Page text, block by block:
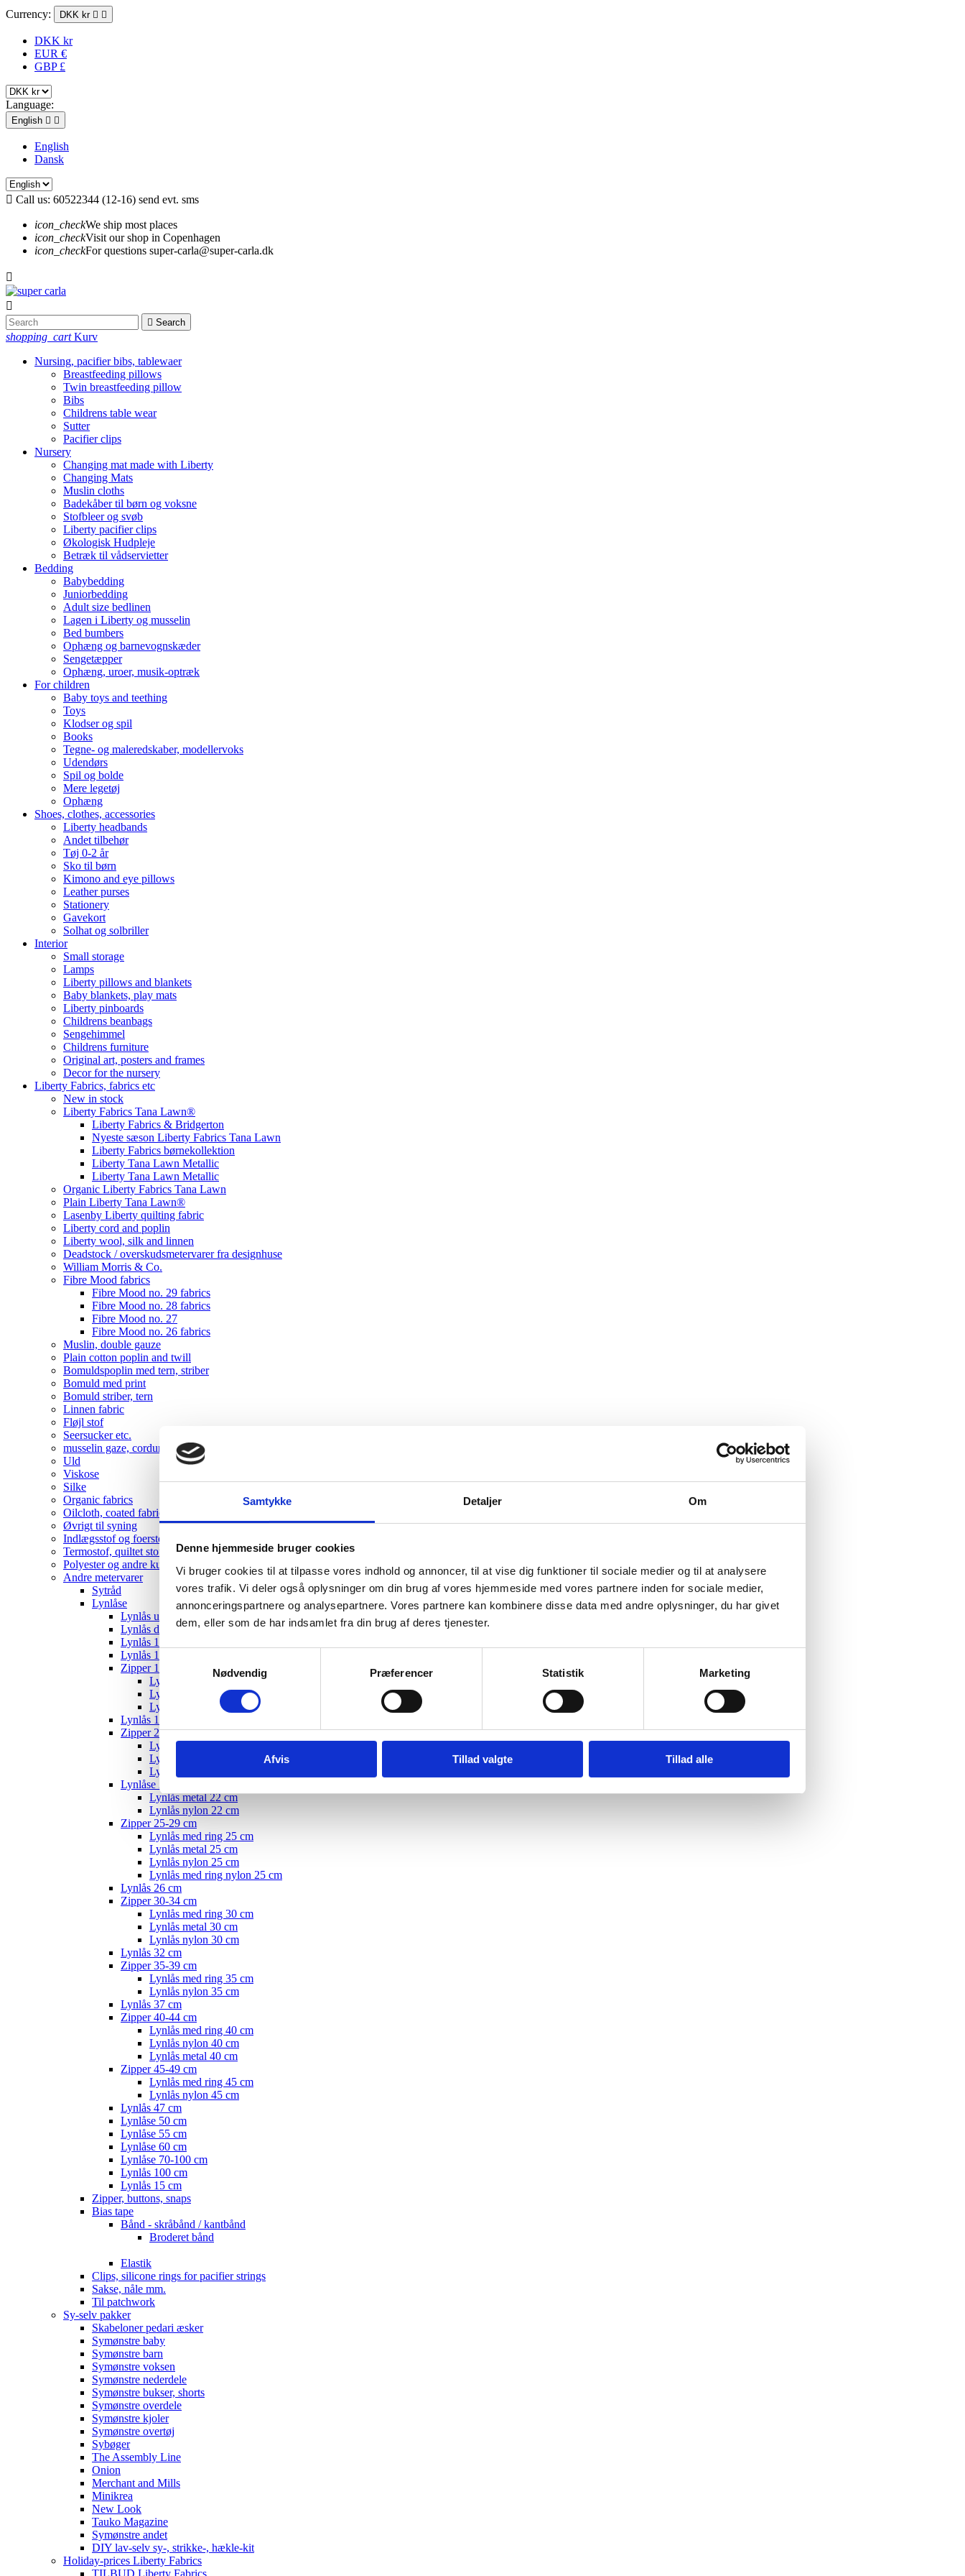
Samtykke Detaljer Om
Denne hjemmeside bruger cookies
Vi bruger cookies til at tilpasse vores indhold og annoncer, til at vise dig funktioner til sociale medier og til at analysere
vores trafik. Vi deler også oplysninger om din brug af vores hjemmeside med vores partnere inden for sociale medier,
annonceringspartnere og analysepartnere. Vores partnere kan kombinere disse data med andre oplysninger, du har givet
dem, eller som de har indsamlet fra din brug af deres tjenester.
Nødvendig
Præferencer Statistik Marketing
Afvis Tillad valgte Tillad alle
Currency: DKK kr  
DKK kr
EUR €
GBP £
Language:
English  
English
Dansk
 Call us: 60522344 (12-16) send evt. sms
icon_checkWe ship most places
icon_checkVisit our shop in Copenhagen
icon_checkFor questions super-carla@super-carla.dk


 Search
shopping_cart Kurv
Nursing, pacifier bibs, tablewaer
Breastfeeding pillows
Twin breastfeeding pillow
Bibs
Childrens table wear
Sutter
Pacifier clips
Nursery
Changing mat made with Liberty
Changing Mats
Muslin cloths
Badekåber til børn og voksne
Stofbleer og svøb
Liberty pacifier clips
Økologisk Hudpleje
Betræk til vådservietter
Bedding
Babybedding
Juniorbedding
Adult size bedlinen
Lagen i Liberty og musselin
Bed bumbers
Ophæng og barnevognskæder
Sengetæpper
Ophæng, uroer, musik-optræk
For children
Baby toys and teething
Toys
Klodser og spil
Books
Tegne- og maleredskaber, modellervoks
Udendørs
Spil og bolde
Mere legetøj
Ophæng
Shoes, clothes, accessories
Liberty headbands
Andet tilbehør
Tøj 0-2 år
Sko til børn
Kimono and eye pillows
Leather purses
Stationery
Gavekort
Solhat og solbriller
Interior
Small storage
Lamps
Liberty pillows and blankets
Baby blankets, play mats
Liberty pinboards
Childrens beanbags
Sengehimmel
Childrens furniture
Original art, posters and frames
Decor for the nursery
Liberty Fabrics, fabrics etc
New in stock
Liberty Fabrics Tana Lawn®
Liberty Fabrics & Bridgerton
Nyeste sæson Liberty Fabrics Tana Lawn
Liberty Fabrics børnekollektion
Liberty Tana Lawn Metallic
Liberty Tana Lawn Metallic
Organic Liberty Fabrics Tana Lawn
Plain Liberty Tana Lawn®
Lasenby Liberty quilting fabric
Liberty cord and poplin
Liberty wool, silk and linnen
Deadstock / overskudsmetervarer fra designhuse
William Morris & Co.
Fibre Mood fabrics
Fibre Mood no. 29 fabrics
Fibre Mood no. 28 fabrics
Fibre Mood no. 27
Fibre Mood no. 26 fabrics
Muslin, double gauze
Plain cotton poplin and twill
Bomuldspoplin med tern, striber
Bomuld med print
Bomuld striber, tern
Linnen fabric
Fløjl stof
Seersucker etc.
musselin gaze, corduroy , velvet
Uld
Viskose
Silke
Organic fabrics
Oilcloth, coated fabrics
Øvrigt til syning
Indlægsstof og foerstof
Termostof, quiltet stof
Polyester og andre kunststoffer
Andre metervarer
Sytråd
Lynlåse
Lynlås usynlig
Lynlås delbar
Lynlås 12 cm
Lynlås 15 cm
Zipper 10-19 cm
Lynlås med ring - 18 cm
Lynlås nylon 18 cm
Lynlås metal 22 cm
Lynlås 19 cm
Zipper 20-24 cm
Lynlås med ring 20 cm
Lynlås metal 20 cm
Lynlås nylon 20 cm
Lynlåse 22 cm
Lynlås metal 22 cm
Lynlås nylon 22 cm
Zipper 25-29 cm
Lynlås med ring 25 cm
Lynlås metal 25 cm
Lynlås nylon 25 cm
Lynlås med ring nylon 25 cm
Lynlås 26 cm
Zipper 30-34 cm
Lynlås med ring 30 cm
Lynlås metal 30 cm
Lynlås nylon 30 cm
Lynlås 32 cm
Zipper 35-39 cm
Lynlås med ring 35 cm
Lynlås nylon 35 cm
Lynlås 37 cm
Zipper 40-44 cm
Lynlås med ring 40 cm
Lynlås nylon 40 cm
Lynlås metal 40 cm
Zipper 45-49 cm
Lynlås med ring 45 cm
Lynlås nylon 45 cm
Lynlås 47 cm
Lynlåse 50 cm
Lynlåse 55 cm
Lynlåse 60 cm
Lynlåse 70-100 cm
Lynlås 100 cm
Lynlås 15 cm
Zipper, buttons, snaps
Bias tape
Bånd - skråbånd / kantbånd
Broderet bånd
Elastik
Clips, silicone rings for pacifier strings
Sakse, nåle mm.
Til patchwork
Sy-selv pakker
Skabeloner pedari æsker
Symønstre baby
Symønstre barn
Symønstre voksen
Symønstre nederdele
Symønstre bukser, shorts
Symønstre overdele
Symønstre kjoler
Symønstre overtøj
Sybøger
The Assembly Line
Onion
Merchant and Mills
Minikrea
New Look
Tauko Magazine
Symønstre andet
DIY lav-selv sy-, strikke-, hækle-kit
Holiday-prices Liberty Fabrics
TILBUD Liberty Fabrics